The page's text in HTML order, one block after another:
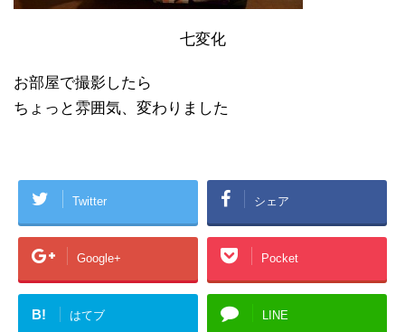
七変化
お部屋で撮影したら
ちょっと雰囲気、変わりました
Twitter シェア
Google+ Pocket
B! はてブ LINE